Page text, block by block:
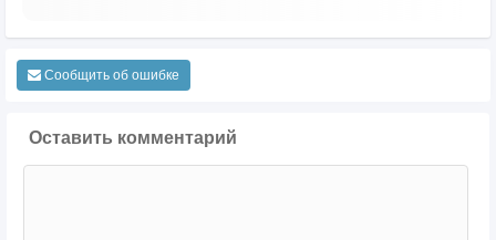
Сообщить об ошибке
Оставить комментарий